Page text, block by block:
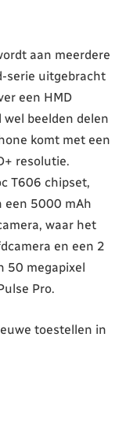
aan meerdere
serie uitgebracht
een HMD
beelden delen
komt met een
resolutie.
T606 chipset,
een 5000 mAh
waar het
en een 2
50 megapixel
Pro.
toestellen in